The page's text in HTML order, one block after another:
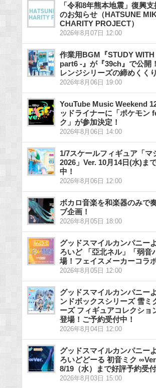
「令和8年熊本地震」復興
のお知らせ（HATSUNE
CHARITY PROJECT）
2026年8月07日 12:00
作業用BGM『STUDY
part6 -』が『39ch』で公開
レンジシリーズの締めくく
2026年8月06日 19:00
YouTube Music Weekend
ッドライナーに「ポケモン
ク」が参加決定！
2026年8月06日 14:00
1/7スケールフィギュア「マ
2026」Ver. 10月14日(水)ま
中！
2026年8月06日 12:00
ボカロ音楽を和楽器のみで
ブ企画！
2026年8月05日 18:00
グッドスマイルカンパニー
ろいど 「亞北ネル」「弱音
場！フェイスメーカーコラ
2026年8月05日 12:00
グッドスマイルカンパニー
ンドボックスシリーズ 雪ミ
ーズ フィギュアコレクショ
登場！ご予約受付中！
2026年8月04日 12:00
グッドスマイルカンパニー
ろいどどーる 初音ミク
8/19（水）まで好評予約受付
2026年8月03日 15:00